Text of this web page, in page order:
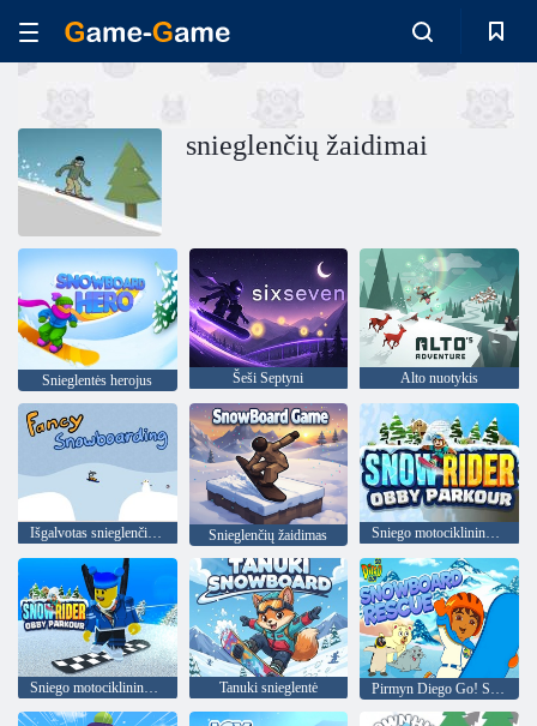
snieglenčių žaidimai
Snieglentės herojus Šeši Septyni Alto nuotykis
Išgalvotas snieglenčių sportas Snieglenčių žaidimas Sniego motociklininkas Obby Parkour
Sniego motociklininkas Obby Parkour Tanuki snieglentė Pirmyn Diego Go! Snieglenčių gelbėjimas